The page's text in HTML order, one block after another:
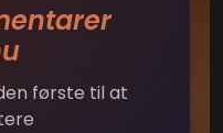
første til at